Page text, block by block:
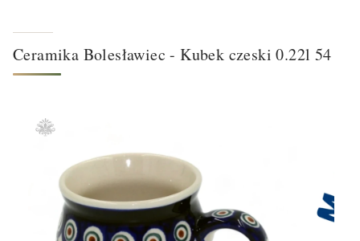
Ceramika Bolesławiec - Kubek czeski 0.22l 54